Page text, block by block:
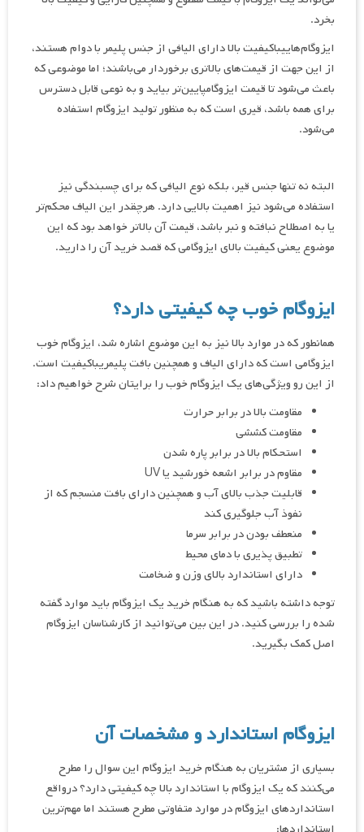
بخرد.
ایزوگام‌هاییباکیفیت بالا دارای الیافی از جنس پلیمر با دوام هستند،
از این جهت از قیمت‌های بالاتری برخوردار می‌باشند؛ اما موضوعی که
باعث می‌شود تا قیمت ایزوگامپایین‌تر بیاید و به نوعی قابل دسترس
برای همه باشد، قیری است که به منظور تولید ایزوگام استفاده
می‌شود.
البته نه تنها جنس قیر، بلکه نوع الیافی که برای چسبندگی نیز
استفاده می‌شود نیز اهمیت بالایی دارد. هرچقدر این الیاف محکم‌تر
یا به اصطلاح نبافته و نبر باشد، قیمت آن بالاتر خواهد بود که این
موضوع یعنی کیفیت بالای ایزوگامی که قصد خرید آن را دارید.
ایزوگام خوب چه کیفیتی دارد؟
همانطور که در موارد بالا نیز به این موضوع اشاره شد، ایزوگام خوب
ایزوگامی است که دارای الیاف و همچنین بافت پلیمریباکیفیت است.
از این رو ویژگی‌های یک ایزوگام خوب را برایتان شرح خواهیم داد:
مقاومت بالا در برابر حرارت
مقاومت کششی
استحکام بالا در برابر پاره شدن
مقاوم در برابر اشعه خورشید یا UV
قابلیت جذب بالای آب و همچنین دارای بافت منسجم که از
نفوذ آب جلوگیری کند
منعطف بودن در برابر سرما
تطبیق پذیری با دمای محیط
دارای استاندارد بالای وزن و ضخامت
توجه داشته باشید که به هنگام خرید یک ایزوگام باید موارد گفته
شده را بررسی کنید. در این بین می‌توانید از کارشناسان ایزوگام
اصل کمک بگیرید.
ایزوگام استاندارد و مشخصات آن
بسیاری از مشتریان به هنگام خرید ایزوگام این سوال را مطرح
می‌کنند که یک ایزوگام با استاندارد بالا چه کیفیتی دارد؟ درواقع
استانداردهای ایزوگام در موارد متفاوتی مطرح هستند اما مهم‌ترین